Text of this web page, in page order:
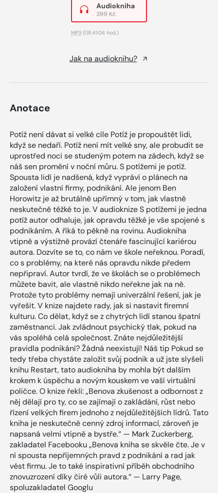
Audiokniha
399 Kč
MP3 (08:41:04 hod.)
Jak na audioknihu?
Anotace
Potíž není dávat si velké cíle Potíž je propouštět lidi,
když se nedaří. Potíž není mít velké sny, ale probudit se
uprostřed noci se studeným potem na zádech, když se
náš sen promění v noční můru. S potížemi je potíž.
Spousta lidí je nadšená, když vypráví o plánech na
založení vlastní firmy, podnikání. Ale jenom Ben
Horowitz je až brutálně upřímný v tom, jak vlastně
neskutečně těžké to je. V audioknize S potížemi je jedna
potíž autor odhaluje, jak opravdu těžké je vše spojené s
podnikáním. A říká to pěkně na rovinu. Audiokniha
vtipně a výstižně provází čtenáře fascinující kariérou
autora. Dozvíte se to, co nám ve škole neřeknou. Poradí,
co s problémy, na které nás opravdu nikde předem
nepřipraví. Autor tvrdí, že ve školách se o problémech
můžete bavit, ale vlastně nikdo neřekne jak na ně.
Protože tyto problémy nemají univerzální řešení, jak je
vyřešit. V knize najdete rady, jak si nastavit firemní
kulturu. Co dělat, když se z chytrých lidí stanou špatní
zaměstnanci. Jak zvládnout psychický tlak, pokud na
vás spoléhá celá společnost. Znáte nejdůležitější
pravidla podnikání? Žádná neexistují! Náš tip Pokud se
tedy třeba chystáte založit svůj podnik a už jste slyšeli
knihu Restart, tato audiokniha by mohla být dalším
krokem k úspěchu a novým kouskem ve vaší virtuální
poličce. O knize řekli: „Benova zkušenost a odbornost z
něj dělají pro ty, co se zajímají o zakládání, růst nebo
řízení velkých firem jednoho z nejdůležitějších lídrů. Tato
kniha je neskutečně cenný zdroj informací, zároveň je
napsaná velmi vtipně a bystře.“ — Mark Zuckerberg,
zakladatel Facebooku „Benova kniha se skvěle čte. Je v
ní spousta nepříjemných pravd z podnikání a rad jak
vést firmu. Je to také inspirativní příběh obchodního
znovuzrození díky čiré vůli autora.“ — Larry Page,
spoluzakladatel Googlu